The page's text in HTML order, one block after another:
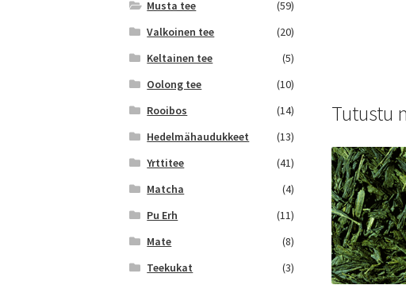
Tutustu
Musta tee
(59)
Valkoinen tee
(20)
Keltainen tee
(5)
Oolong tee
(10)
Rooibos
(14)
Hedelmähaudukkeet
(13)
Yrttitee
(41)
Matcha
(4)
Pu Erh
(11)
Mate
(8)
Teekukat
(3)